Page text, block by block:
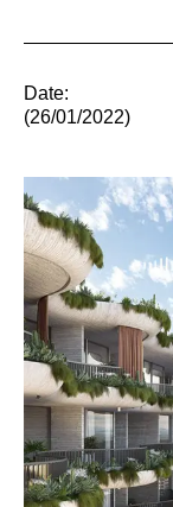
Date:
(26/01/2022)